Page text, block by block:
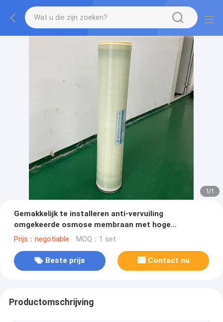
1/1
Gemakkelijk te installeren anti-vervuiling
omgekeerde osmose membraan met hoge
prestaties
Prijs：negotiable MOQ：1 set
Beste prijs Contact nu
Productomschrijving